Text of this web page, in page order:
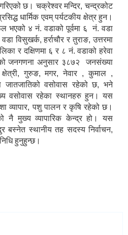
छ। चक्रेश्वर मन्दिर, चन्द्रकोट
धार्मिक एवम् पर्यटकीय क्षेत्र हुन।
भएको ४ नं. वडाको पूर्वमा ६ नं. वडा
विसुखर्क, हर्राचौर र तुराङ, उत्तरमा
र दक्षिणमा ६ र ८ नं. वडाको हरेवा
जनगणना अनुसार ३८७२ जनसंख्या
गुरुङ, मगर, नेवार , कुमाल ,
वसोवास रहेको छ, भने
वसोवास रहेका स्थानहरु हुन। यस
व्यापार, पशु पालन र कृषि रहेको छ।
नै मुख्य व्यापारिक केन्द्र हो। यस
बस्नेत स्थानीय तह सदस्य निर्वाचन,
हुनुहुन्छ।